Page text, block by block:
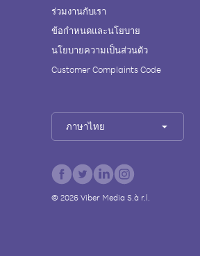
ร่วมงานกับเรา
ข้อกำหนดและนโยบาย
นโยบายความเป็นส่วนตัว
Customer Complaints Code
ภาษาไทย
© 2026Viber Media S.à r.l.